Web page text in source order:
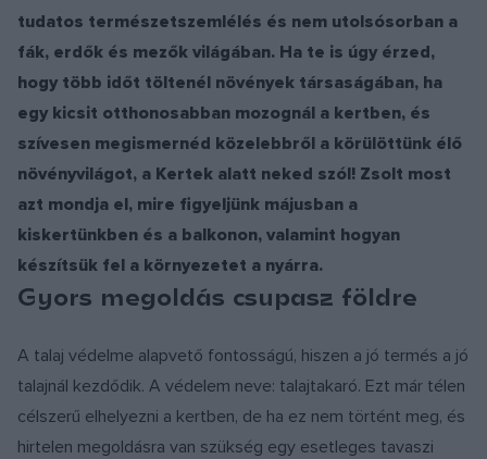
tudatos természetszemlélés és nem utolsósorban a
fák, erdők és mezők világában. Ha te is úgy érzed,
hogy több időt töltenél növények társaságában, ha
egy kicsit otthonosabban mozognál a kertben, és
szívesen megismernéd közelebbről a körülöttünk élő
növényvilágot, a Kertek alatt neked szól! Zsolt most
azt mondja el, mire figyeljünk májusban a
kiskertünkben és a balkonon, valamint hogyan
készítsük fel a környezetet a nyárra.
Gyors megoldás csupasz földre
A talaj védelme alapvető fontosságú, hiszen a jó termés a jó
talajnál kezdődik. A védelem neve: talajtakaró. Ezt már télen
célszerű elhelyezni a kertben, de ha ez nem történt meg, és
hirtelen megoldásra van szükség egy esetleges tavaszi